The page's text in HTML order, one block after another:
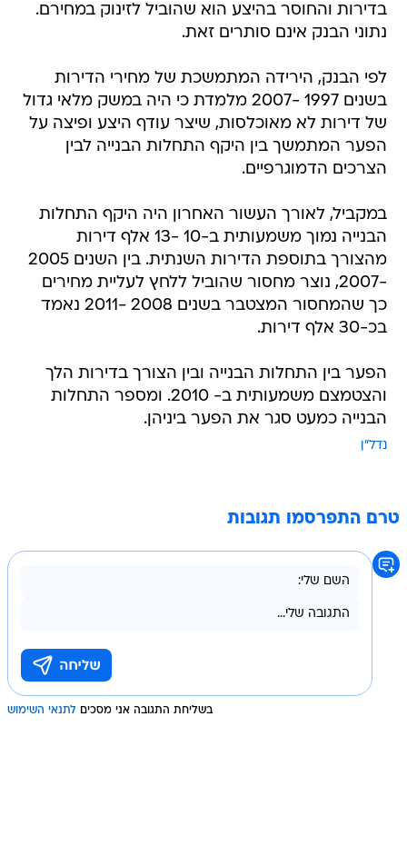
בדירות והחוסר בהיצע הוא שהוביל לזינוק במחירם.
נתוני הבנק אינם סותרים זאת.
לפי הבנק, הירידה המתמשכת של מחירי הדירות
בשנים 1997 -2007 מלמדת כי היה במשק מלאי גדול
של דירות לא מאוכלסות, שיצר עודף היצע ופיצה על
הפער המתמשך בין היקף התחלות הבנייה לבין
הצרכים הדמוגרפיים.
במקביל, לאורך העשור האחרון היה היקף התחלות
הבנייה נמוך משמעותית ב-10 -13 אלף דירות
מהצורך בתוספת הדירות השנתית. בין השנים 2005
-2007, נוצר מחסור שהוביל ללחץ לעליית מחירים
כך שהמחסור המצטבר בשנים 2008 -2011 נאמד
בכ-30 אלף דירות.
הפער בין התחלות הבנייה ובין הצורך בדירות הלך
והצטמצם משמעותית ב- 2010. ומספר התחלות
הבנייה כמעט סגר את הפער ביניהן.
נדל"ן
טרם התפרסמו תגובות
בשליחת התגובה אני מסכים לתנאי השימוש